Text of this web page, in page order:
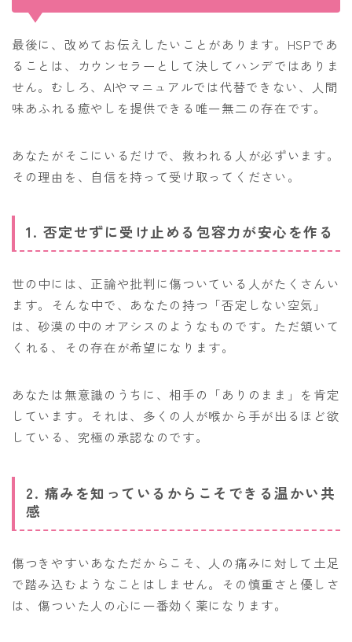
最後に、改めてお伝えしたいことがあります。HSPであ
ることは、カウンセラーとして決してハンデではありま
せん。むしろ、AIやマニュアルでは代替できない、人間
味あふれる癒やしを提供できる唯一無二の存在です。
あなたがそこにいるだけで、救われる人が必ずいます。
その理由を、自信を持って受け取ってください。
1. 否定せずに受け止める包容力が安心を作る
世の中には、正論や批判に傷ついている人がたくさんい
ます。そんな中で、あなたの持つ「否定しない空気」
は、砂漠の中のオアシスのようなものです。ただ頷いて
くれる、その存在が希望になります。
あなたは無意識のうちに、相手の「ありのまま」を肯定
しています。それは、多くの人が喉から手が出るほど欲
している、究極の承認なのです。
2. 痛みを知っているからこそできる温かい共
感
傷つきやすいあなただからこそ、人の痛みに対して土足
で踏み込むようなことはしません。その慎重さと優しさ
は、傷ついた人の心に一番効く薬になります。